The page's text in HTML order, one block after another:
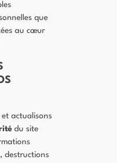
que
au cœur
et actualisons
du site
destructions